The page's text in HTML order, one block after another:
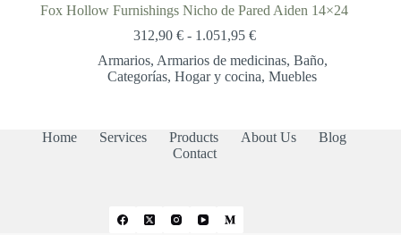
Fox Hollow Furnishings Nicho de Pared Aiden 14×24
312,90 € - 1.051,95 €Rango
precios:
desde
1.051,95 €
Armarios, Armarios de medicinas, Baño,
Categorías,Hogar y cocina,Muebles
Home Services Products About Us
Blog
Contact